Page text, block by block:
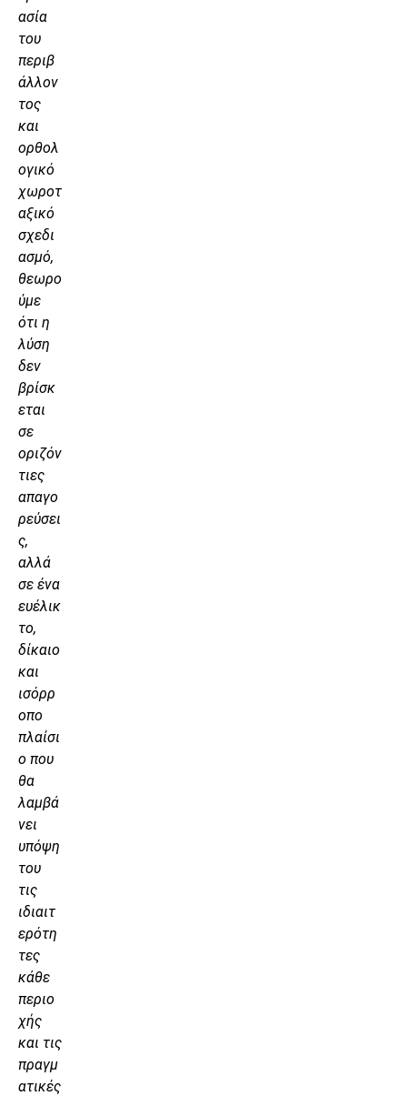
ασία
του
περιβ
άλλον
τος
και
ορθολ
ογικό
χωροτ
αξικό
σχεδι
ασμό,
θεωρο
ύμε
ότι η
λύση
δεν
βρίσκ
εται
σε
οριζόν
τιες
απαγο
ρεύσει
ς,
αλλά
σε ένα
ευέλικ
το,
δίκαιο
και
ισόρρ
οπο
πλαίσι
ο που
θα
λαμβά
νει
υπόψη
του
τις
ιδιαιτ
ερότη
τες
κάθε
περιο
χής
και τις
πραγμ
ατικές